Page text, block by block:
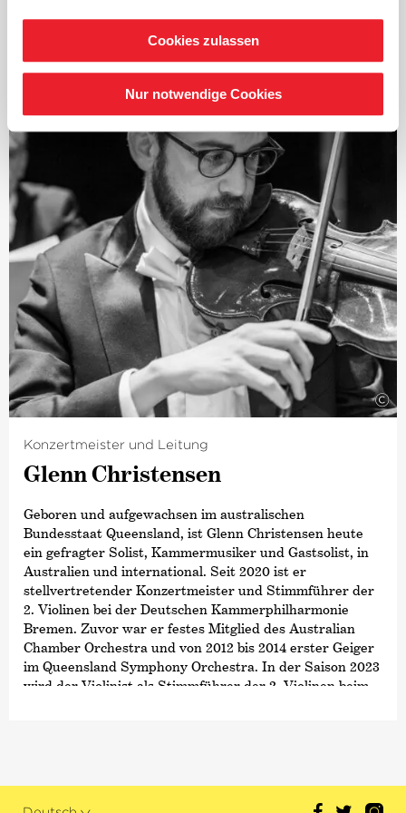
Cookies zulassen
Nur notwendige Cookies
seine intensiven Interpretationen teilweise durchaus
Verschmelzung von klassischer und orientalischer Musik
mit dem Jazz kennzeichnend.
›Young Concert Artists‹in New York. Er spielte mit
sämtlichen renommierten amerikanischen und
europäischen Orchestern und zahlreichen großen
Dirigenten zusammen und interpretierte dabei ein
breites Repertoire mit Werken von Johann Sebastian
Bach über die Klassik und Romantik bis zur
zeitgenössischen Musik, eingeschlossen seine eigenen
Kompositionen für Klavier.
Er war ›artist in residence‹u.a. am Konzerthaus
Dortmund, am Konzerthaus Berlin, beim Schleswig-
Holstein-Festival, bei den Hamburger Elbphilharmonie-
Konzerten und am Pariser Théâtre des Champs-Élysées.
©
Konzertmeister und Leitung
Glenn Christensen
Geboren und aufgewachsen im australischen
Bundesstaat Queensland, ist Glenn Christensen heute
ein gefragter Solist, Kammermusiker und Gastsolist, in
Australien und international. Seit 2020 ist er
stellvertretender Konzertmeister und Stimmführer der
2. Violinen bei der Deutschen Kammer­philharmonie
Bremen. Zuvor war er festes Mitglied des Australian
Chamber Orchestra und von 2012 bis 2014 erster Geiger
im Queensland Symphony Orchestra. In der Saison 2023
wird der Violinist als Stimmführer der 2. Violinen beim